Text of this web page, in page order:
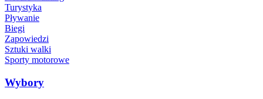
Turystyka
Pływanie
Biegi
Zapowiedzi
Sztuki walki
Sporty motorowe
Wybory